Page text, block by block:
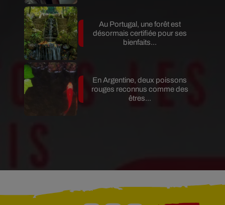
Au Portugal, une forêt est
désormais certifiée pour ses
bienfaits...
En Argentine, deux poissons
rouges reconnus comme des
êtres...